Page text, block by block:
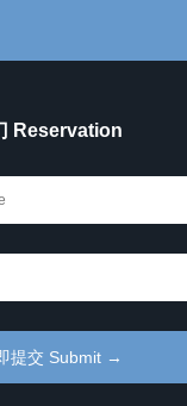
Reservation